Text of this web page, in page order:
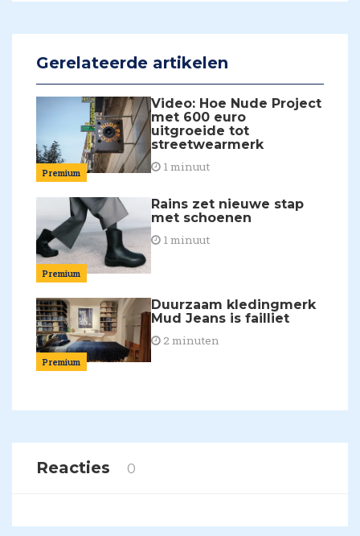
Gerelateerde artikelen
Premium
Video: Hoe Nude Project
met 600 euro
uitgroeide tot
streetwearmerk
1 minuut
Premium
Rains zet nieuwe stap
met schoenen
1 minuut
Premium
Duurzaam kledingmerk
Mud Jeans is failliet
2 minuten
Reacties 0